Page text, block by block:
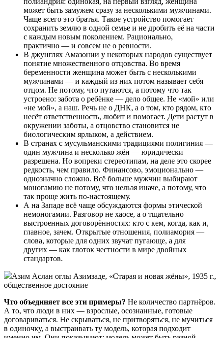
может быть замужем сразу за несколькими мужчинами.
Чаще всего это братья. Такое устройство помогает
сохранить землю в одной семье и не дробить её на части
с каждым новым поколением. Рационально,
практично — и совсем не о ревности.
В джунглях Амазонии у некоторых народов существует
понятие множественного отцовства. Во время
беременности женщина может быть с несколькими
мужчинами — и каждый из них потом называет себя
отцом. Не потому, что путаются, а потому что так
устроено: забота о ребёнке — дело общее. Не «мой» или
«не мой», а наш. Речь не о ДНК, а о том, кто рядом, кто
несёт ответственность, любит и помогает. Дети растут в
окружении заботы, а отцовство становится не
биологическим ярлыком, а действием.
В странах с мусульманскими традициями полигиния —
один мужчина и несколько жён — юридически
разрешена. Но вопреки стереотипам, на деле это скорее
редкость, чем правило. Финансово, эмоционально —
однозначно сложно. Всё больше мужчин выбирают
моногамию не потому, что нельзя иначе, а потому, что
так проще жить по-настоящему.
А на Западе всё чаще обсуждаются формы этической
немоногамии. Разговор не хаосе, а о тщательно
выстроенных договорённостях: кто с кем, когда, как и,
главное, зачем. Открытые отношения, полиамория —
слова, которые для одних звучат пугающе, а для
других — как глоток честности в мире двойных
стандартов.
Азим Аслан оглы Азимзаде, «Старая и новая жёны», 1935 г.,
общественное достояние
Что объединяет все эти примеры? Не количество партнёров.
А то, что люди в них — взрослые, осознанные, готовые
договариваться. Не скрываться, не притворяться, не мучиться
в одиночку, а выстраивать ту модель, которая подходит